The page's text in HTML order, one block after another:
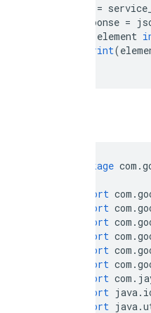
=
response =
element
print(
package com .
import com .
import com .
import com .
import com .
import com .
import com .
import com .
import java.
import java.